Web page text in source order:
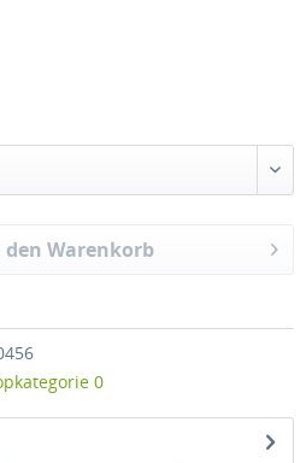
den Warenkorb
0